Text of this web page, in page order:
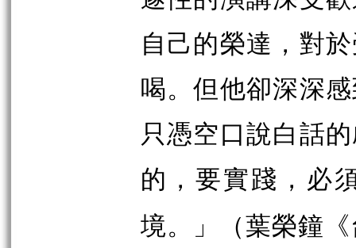
自己的榮達，對
喝。但他卻深深
只憑空口說白話
的，要實踐，必
境。
」（葉榮鐘